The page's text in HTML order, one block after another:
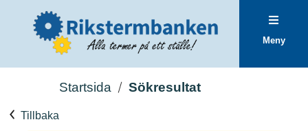
Meny
Startsida Sökresultat
Tillbaka